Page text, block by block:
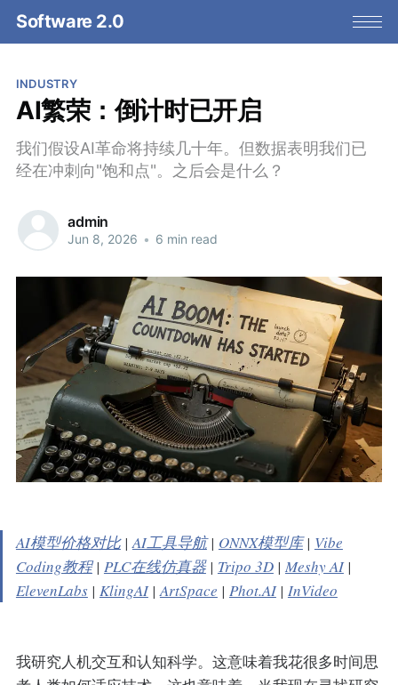
Software 2.0
INDUSTRY
AI繁荣：倒计时已开启
我们假设AI革命将持续几十年。但数据表明我们已
经在冲刺向"饱和点"。之后会是什么？
admin
Jun 8, 2026 • 6 min read
AI模型价格对比|AI工具导航| ONNX模型库| Vibe
Coding教程| PLC在线仿真器| Tripo 3D| Meshy AI|
ElevenLabs| KlingAI|ArtSpace | Phot.AI| InVideo
我研究人机交互和认知科学。这意味着我花很多时间思